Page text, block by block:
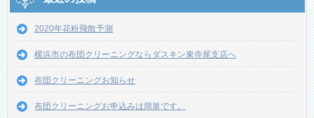
2020年花粉飛散予測
横浜市の布団クリーニングならダスキン東寺尾支店へ
布団クリーニングお知らせ
布団クリーニングお申込みは簡単です。